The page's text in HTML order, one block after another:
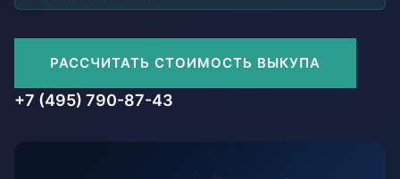
РАССЧИТАТЬ СТОИМОСТЬ ВЫКУПА
+7 (495) 790-87-43